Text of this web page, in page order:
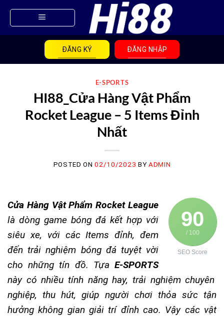
ĐĂNG KÝ ĐĂNG NHẬP
E-SPORTS
HI88_Cửa Hàng Vật Phẩm
Rocket League – 5 Items Đỉnh
Nhất
POSTED ON02/10/2023 BY ADMIN
90
/ 100
SEO Score
Cửa Hàng Vật Phẩm Rocket League
là dòng game bóng đá kết hợp với
siêu xe, với các Items đỉnh, đem
đến trải nghiệm bóng đá tuyệt vời
cho những tín đồ. Tựa E-SPORTS
này có nhiều tính năng hay, trải nghiệm chuyên
nghiệp, thu hút, giúp người chơi thỏa sức tận
hưởng không gian giải trí đỉnh cao. Vậy các vật